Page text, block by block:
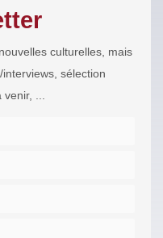
culturelles, mais
sélection
...